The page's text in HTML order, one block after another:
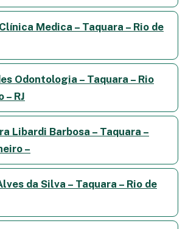
Medica – Taquara – Rio de
Odontologia – Taquara – Rio
– RJ
Libardi Barbosa – Taquara –
–
da Silva – Taquara – Rio de